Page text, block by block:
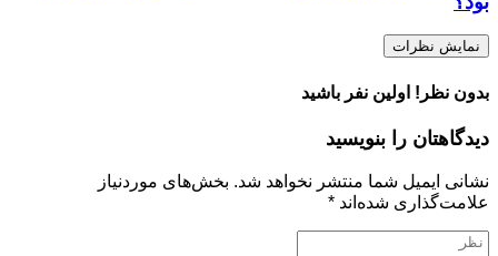
نمایش نظرات
بدون نظر! اولین نفر باشید
دیدگاهتان را بنویسید
نشانی ایمیل شما منتشر نخواهد شد. بخش‌های موردنیاز
علامت‌گذاری شده‌اند *